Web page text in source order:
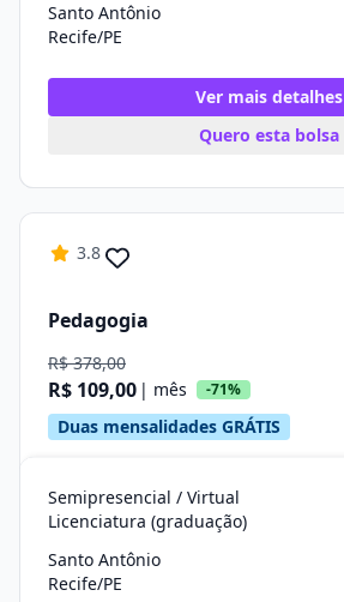
Santo Antônio
Recife/PE
Ver mais detalhes
Quero esta bolsa
3.8
Pedagogia
R$ 378,00
R$ 109,00 | mês -71%
Duas mensalidades GRÁTIS
Semipresencial / Virtual
Licenciatura (graduação)
Santo Antônio
Recife/PE